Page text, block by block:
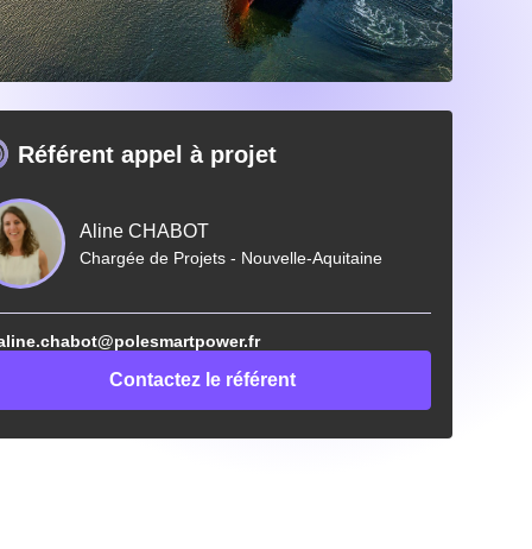
Référent appel à projet
Aline CHABOT
Chargée de Projets - Nouvelle-Aquitaine
Contactez le référent